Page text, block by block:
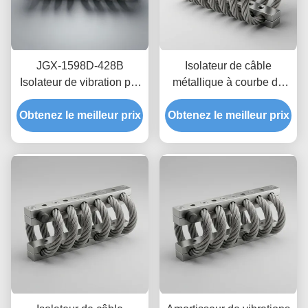
JGX-1598D-428B
Isolateur de vibration par
câble de fil de fer
Montage d'isolation en
acier inoxydable résistant
Obtenez le meilleur prix
Isolateur de câble
métallique à courbe de
rigidité Non linéaire,
support entièrement
métallique écologique
Obtenez le meilleur prix